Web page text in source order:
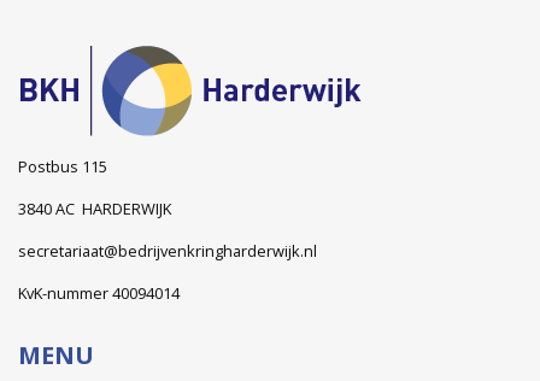
Postbus 115
3840 AC HARDERWIJK
secretariaat@bedrijvenkringharderwijk.nl
KvK-nummer 40094014
MENU